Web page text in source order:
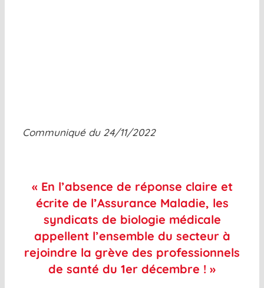
Communiqué du 24/11/2022
« En l’absence de réponse claire et
écrite de l’Assurance Maladie, les
syndicats de biologie médicale
appellent l’ensemble du secteur à
rejoindre la grève des professionnels
de santé du 1er décembre ! »